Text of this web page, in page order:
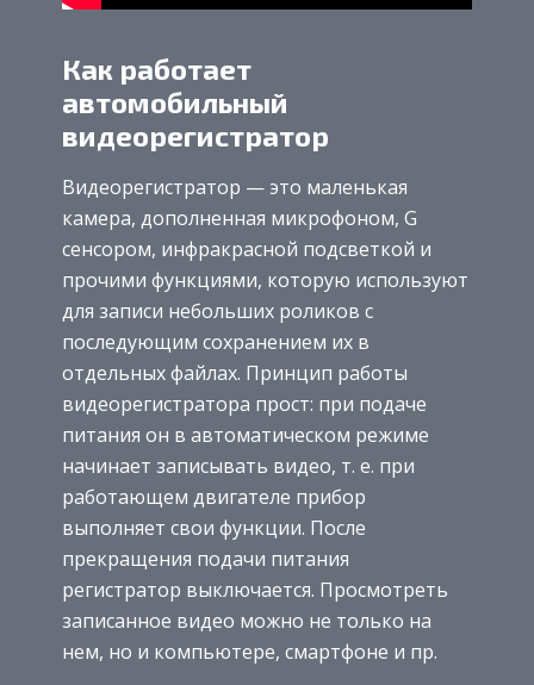
Как работает
автомобильный
видеорегистратор
Видеорегистратор — это маленькая
камера, дополненная микрофоном, G
сенсором, инфракрасной подсветкой и
прочими функциями, которую используют
для записи небольших роликов с
последующим сохранением их в
отдельных файлах. Принцип работы
видеорегистратора прост: при подаче
питания он в автоматическом режиме
начинает записывать видео, т. е. при
работающем двигателе прибор
выполняет свои функции. После
прекращения подачи питания
регистратор выключается. Просмотреть
записанное видео можно не только на
нем, но и компьютере, смартфоне и пр.